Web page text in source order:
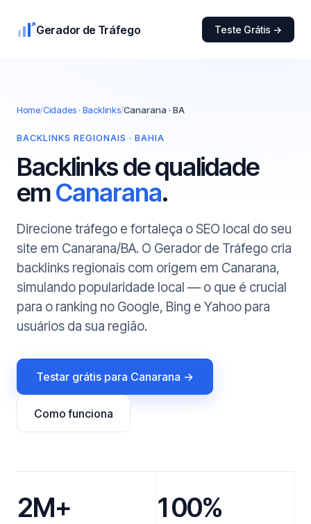
Gerador de Tráfego Teste Grátis →
Home/Cidades · Backlinks/Canarana · BA
BACKLINKS REGIONAIS · BAHIA
Backlinks de qualidade
emCanarana.
Direcione tráfego e fortaleça o SEO local do seu
site em Canarana/BA. O Gerador de Tráfego cria
backlinks regionais com origem em Canarana,
simulando popularidade local — o que é crucial
para o ranking no Google, Bing e Yahoo para
usuários da sua região.
Testar grátis para Canarana →
Como funciona
2M+ 100%